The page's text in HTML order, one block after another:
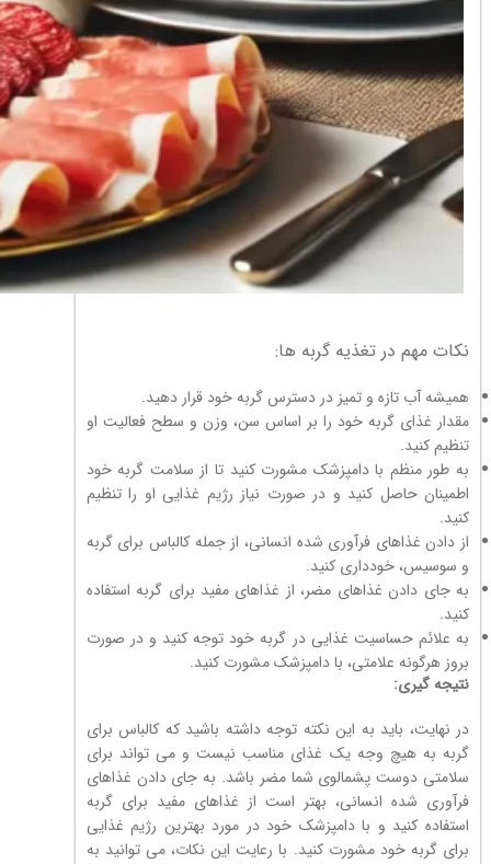
نکات مهم در تغذیه گربه ها:
همیشه آب تازه و تمیز در دسترس گربه خود قرار دهید.
مقدار غذای گربه خود را بر اساس سن، وزن و سطح فعالیت او
تنظیم کنید.
به طور منظم با دامپزشک مشورت کنید تا از سلامت گربه خود
اطمینان حاصل کنید و در صورت نیاز رژیم غذایی او را تنظیم
کنید.
از دادن غذاهای فرآوری شده انسانی، از جمله کالباس برای گربه
و سوسیس، خودداری کنید.
به جای دادن غذاهای مضر، از غذاهای مفید برای گربه استفاده
کنید.
به علائم حساسیت غذایی در گربه خود توجه کنید و در صورت
بروز هرگونه علامتی، با دامپزشک مشورت کنید.
نتیجه گیری:
در نهایت، باید به این نکته توجه داشته باشید که کالباس برای
گربه به هیچ وجه یک غذای مناسب نیست و می تواند برای
سلامتی دوست پشمالوی شما مضر باشد. به جای دادن غذاهای
فرآوری شده انسانی، بهتر است از غذاهای مفید برای گربه
استفاده کنید و با دامپزشک خود در مورد بهترین رژیم غذایی
برای گربه خود مشورت کنید. با رعایت این نکات، می توانید به